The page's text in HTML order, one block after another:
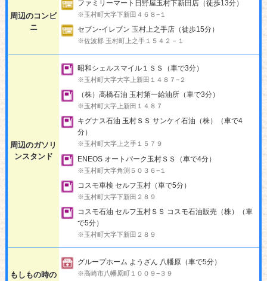
周辺のコンビ
ニ
ファミリーマート日野屋玉村下新田店（徒歩13分）
※玉村町大字下新田４６８−１
セブン-イレブン 玉村上之手店（徒歩15分）
※佐波郡 玉村町上之手１５４２－１
周辺のガソリ
ンスタンド
昭和シェルスマイル１ＳＳ（車で3分）
※玉村町大字大字上新田１４８７−２
（株）高橋石油 玉村第一給油所（車で3分）
※玉村町大字上新田１４８７
キグナス石油 玉村ＳＳ サンケイ石油（株）（車で4
分）
※玉村町大字上之手１５７９
ENEOS オートパーク玉村ＳＳ（車で4分）
※玉村町大字角渕５０３６−１
コスモ車検 セルフ玉村（車で5分）
※玉村町大字下新田２８９
コスモ石油 セルフ玉村ＳＳ コスモ石油販売（株）（車
で5分）
※玉村町大字下新田２８９
もしもの時の
グループホーム ようざん 八幡原（車で5分）
※高崎市八幡原町１００９−３９